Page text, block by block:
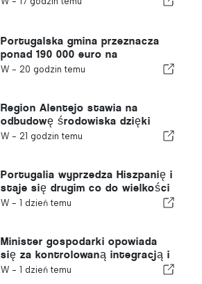
Portugalska gmina przeznacza
ponad 190 000 euro na
zaopatrzenie w wodę
W - 20 godzin temu
Region Alentejo stawia na
odbudowę środowiska dzięki
funduszom europejskim
W - 21 godzin temu
Portugalia wyprzedza Hiszpanię i
staje się drugim co do wielkości
producentem obuwia w Europie
W - 1 dzień temu
Minister gospodarki opowiada
się za kontrolowaną integracją i
gwarantuje imigrantom
W - 1 dzień temu